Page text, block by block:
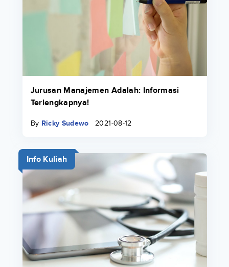
Jurusan Manajemen Adalah: Informasi
Terlengkapnya!
By Ricky Sudewo 2021-08-12
Info Kuliah